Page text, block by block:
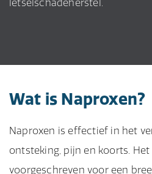
letselschadeherstel.
Wat is Naproxen?
Naproxen is effectief in het
ontsteking, pijn en koorts.
voorgeschreven voor een